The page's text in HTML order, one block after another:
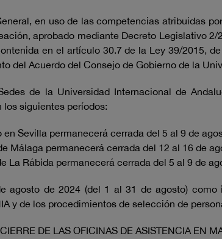
en uso de las competencias atribuidas
aprobado mediante Decreto Legislativo
en el artículo 30.7 de la Ley 39/2015,
del Acuerdo del Consejo de Gobierno de la
de la Universidad Internacional de
los siguientes períodos:
en Sevilla permanecerá cerrada del 5 al 9 de
Málaga permanecerá cerrada del 12 al 16 de
La Rábida permanecerá cerrada del 5 al 9 de
agosto de 2024 (del 1 al 31 de agosto)
y de los procedimientos de selección de
DE LAS OFICINAS DE ASISTENCIA EN